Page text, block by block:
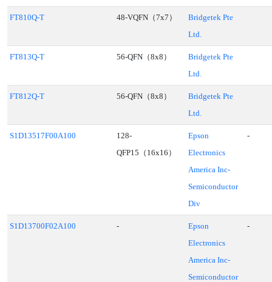
FT810Q-T 48-VQFN（7x7）
Bridgetek Pte
Ltd.
FT813Q-T 56-QFN（8x8）
Bridgetek Pte
Ltd.
FT812Q-T 56-QFN（8x8）
Bridgetek Pte
Ltd.
S1D13517F00A100
128-
QFP15（16x16）
Epson
Electronics
America Inc-
Semiconductor
Div
-
S1D13700F02A100 -
Epson
Electronics
America Inc-
Semiconductor
-